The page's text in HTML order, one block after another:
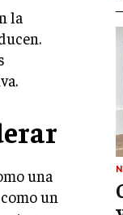
la
una
un